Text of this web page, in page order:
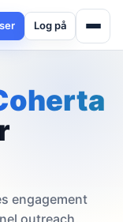
Log på
engagement
outreach,